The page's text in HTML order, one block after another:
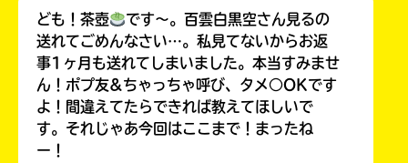
ども！茶壺
です～。百雲白黒空さん見るの
送れてごめんなさい…。私見てないからお返
事1ヶ月も送れてしまいました。本当すみませ
ん！ポプ友&ちゃっちゃ呼び、タメ○OKです
よ！間違えてたらできれば教えてほしいで
す。それじゃあ今回はここまで！まったね
ー！